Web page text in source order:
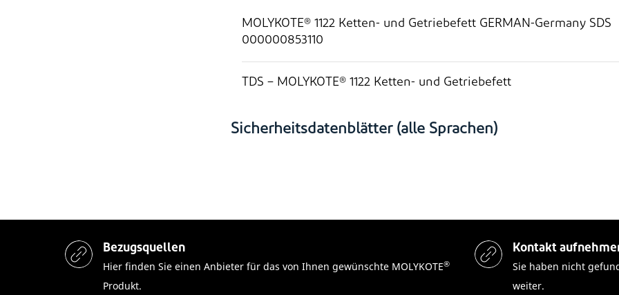
MOLYKOTE® 1122 Ketten- und Getriebefett GERMAN-Germany SDS
000000853110
TDS – MOLYKOTE® 1122 Ketten- und Getriebefett
Sicherheitsdatenblätter (alle Sprachen)
Bezugsquellen
Hier finden Sie einen Anbieter für das von Ihnen gewünschte MOLYKOTE®
Produkt.
Kontakt
Sie haben nicht
weiter.